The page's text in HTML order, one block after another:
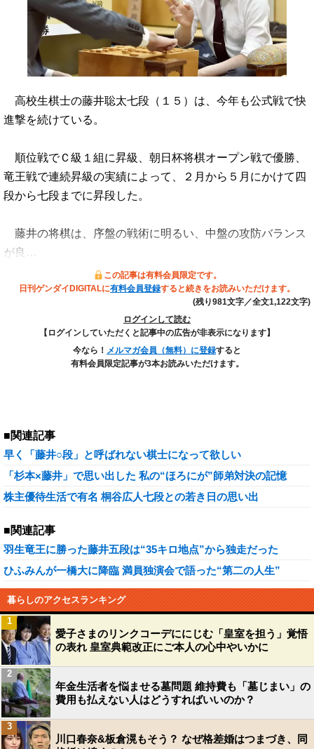
高校生棋士の藤井聡太七段（１５）は、今年も公式戦で快
進撃を続けている。
順位戦でＣ級１組に昇級、朝日杯将棋オープン戦で優勝、
竜王戦で連続昇級の実績によって、２月から５月にかけて四
段から七段までに昇段した。
藤井の将棋は、序盤の戦術に明るい、中盤の攻防バランス
が良…
この記事は有料会員限定です。
日刊ゲンダイDIGITALに有料会員登録すると続きをお読みいただけます。
(残り981文字／全文1,122文字)
ログインして読む
【ログインしていただくと記事中の広告が非表示になります】
今なら！ メルマガ会員（無料）に登録すると
有料会員限定記事が3本お読みいただけます。
■関連記事
早く「藤井○段」と呼ばれない棋士になって欲しい
「杉本×藤井」で思い出した 私の“ほろにが”師弟対決の記憶
株主優待生活で有名 桐谷広人七段との若き日の思い出
■関連記事
羽生竜王に勝った藤井五段は“35キロ地点”から独走だった
ひふみんが一橋大に降臨 満員独演会で語った“第二の人生”
暮らしのアクセスランキング
愛子さまのリンクコーデににじむ「皇室を担う」覚悟
の表れ 皇室典範改正にご本人の心中やいかに
1
年金生活者を悩ませる墓問題 維持費も「墓じまい」の
費用も払えない人はどうすればいいのか？
2
川口春奈&板倉滉もそう？ なぜ格差婚はつまづき、同
3